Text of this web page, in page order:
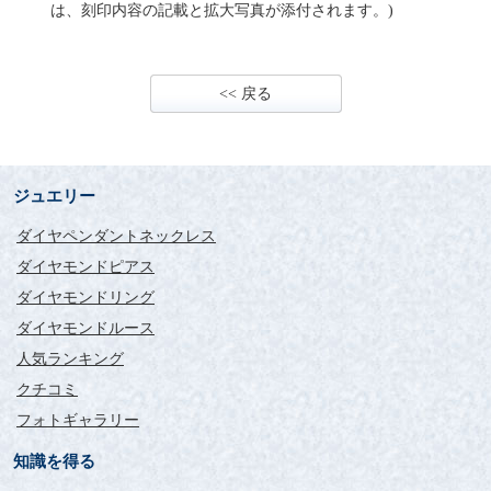
は、刻印内容の記載と拡大写真が添付されます。)
<< 戻る
ジュエリー
ダイヤペンダントネックレス
ダイヤモンドピアス
ダイヤモンドリング
ダイヤモンドルース
人気ランキング
クチコミ
フォトギャラリー
知識を得る